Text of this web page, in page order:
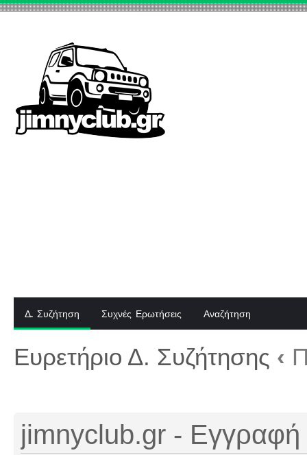
Δ. Συζήτηση Συχνές Ερωτήσεις Αναζήτηση
Ευρετήριο Δ. Συζήτησης ‹
jimnyclub.gr - Εγγραφή